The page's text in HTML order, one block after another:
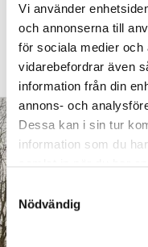
Vi använder
och annonserna till
för sociala medier
vidarebefordrar även
information från din
annons- och
Dessa kan i sin tur
information som du
samlat in när du har
S
a
m
Nödvändig
att antingen ändra något
beslut med sakliga
Wångdahl,
förälder.